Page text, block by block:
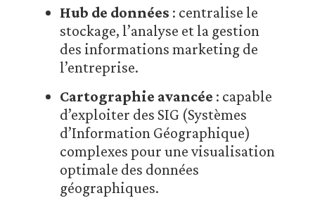
Hub de données : centralise le
stockage, l’analyse et la gestion
des informations marketing de
l’entreprise.
Cartographie avancée : capable
d’exploiter des SIG (Systèmes
d’Information Géographique)
complexes pour une visualisation
optimale des données
géographiques.